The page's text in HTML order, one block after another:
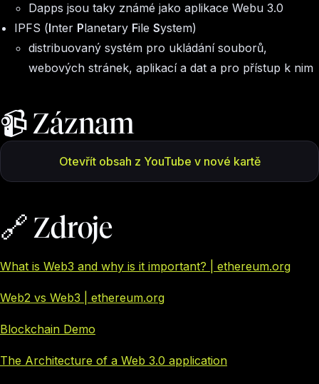
Dapps jsou taky známé jako aplikace Webu 3.0
IPFS (Inter Planetary File System)
distribuovaný systém pro ukládání souborů,
webových stránek, aplikací a dat a pro přístup k nim
📹 Záznam
Otevřít obsah z YouTube v nové kartě
🔗 Zdroje
What is Web3 and why is it important? | ethereum.org
Web2 vs Web3 | ethereum.org
Blockchain Demo
The Architecture of a Web 3.0 application